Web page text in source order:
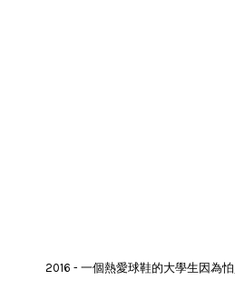
2016 - 一個熱愛球鞋的大學生因為